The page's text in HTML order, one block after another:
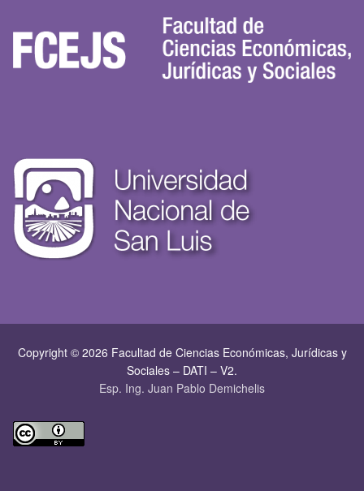
Copyright © 2026 Facultad de Ciencias Económicas, Jurí­dicas y
Sociales – DATI – V2.
Esp. Ing. Juan Pablo Demichelis